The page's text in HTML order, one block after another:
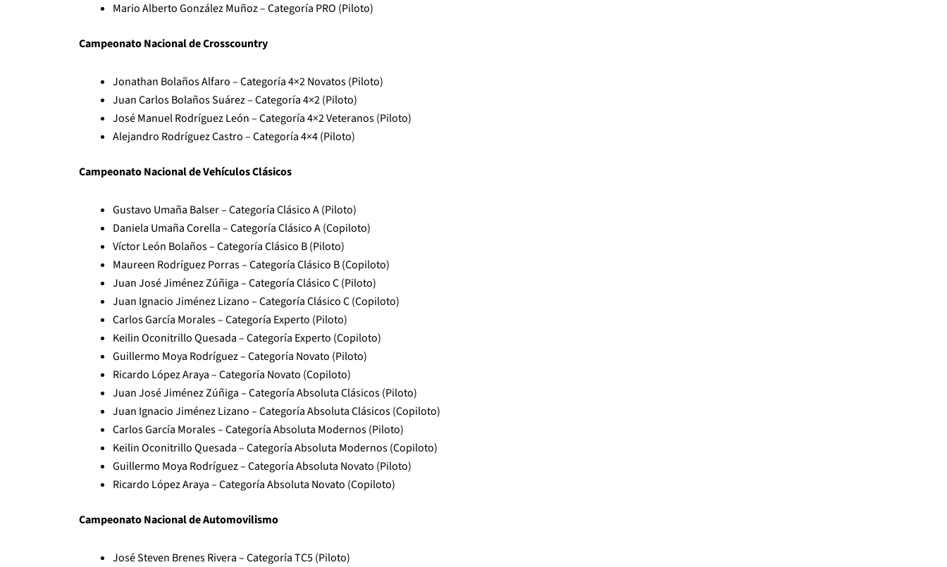
Mario Alberto González Muñoz – Categoría PRO (Piloto)
Campeonato Nacional de Crosscountry
Jonathan Bolaños Alfaro – Categoría 4×2 Novatos (Piloto)
Juan Carlos Bolaños Suárez – Categoría 4×2 (Piloto)
José Manuel Rodríguez León – Categoría 4×2 Veteranos (Piloto)
Alejandro Rodríguez Castro – Categoría 4×4 (Piloto)
Campeonato Nacional de Vehículos Clásicos
Gustavo Umaña Balser – Categoría Clásico A (Piloto)
Daniela Umaña Corella – Categoría Clásico A (Copiloto)
Víctor León Bolaños – Categoría Clásico B (Piloto)
Maureen Rodríguez Porras – Categoría Clásico B (Copiloto)
Juan José Jiménez Zúñiga – Categoría Clásico C (Piloto)
Juan Ignacio Jiménez Lizano – Categoría Clásico C (Copiloto)
Carlos García Morales – Categoría Experto (Piloto)
Keilin Oconitrillo Quesada – Categoría Experto (Copiloto)
Guillermo Moya Rodríguez – Categoría Novato (Piloto)
Ricardo López Araya – Categoría Novato (Copiloto)
Juan José Jiménez Zúñiga – Categoría Absoluta Clásicos (Piloto)
Juan Ignacio Jiménez Lizano – Categoría Absoluta Clásicos (Copiloto)
Carlos García Morales – Categoría Absoluta Modernos (Piloto)
Keilin Oconitrillo Quesada – Categoría Absoluta Modernos (Copiloto)
Guillermo Moya Rodríguez – Categoría Absoluta Novato (Piloto)
Ricardo López Araya – Categoría Absoluta Novato (Copiloto)
Campeonato Nacional de Automovilismo
José Steven Brenes Rivera – Categoría TC5 (Piloto)